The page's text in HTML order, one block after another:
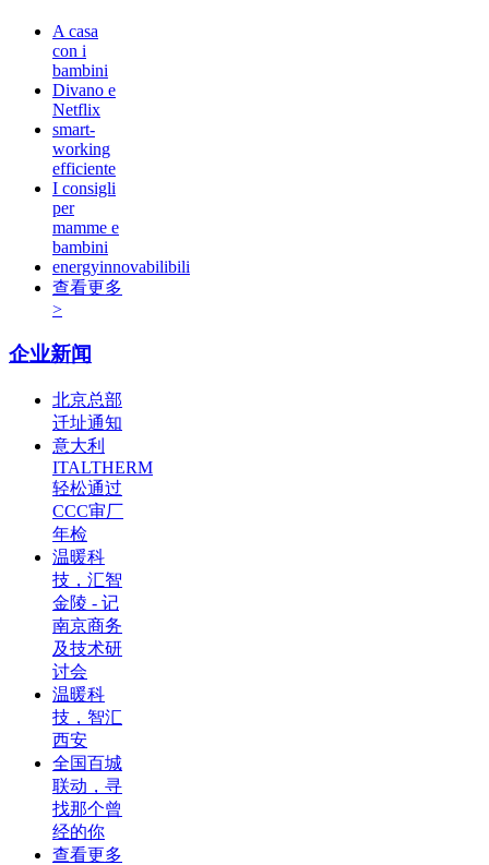
A casa
con i
bambini
Divano e
Netflix
smart-
working
efficiente
I consigli
per
mamme e
bambini
energyinnovabilibili
查看更多
>
企业新闻
北京总部
迁址通知
意大利
ITALTHERM
轻松通过
CCC审厂
年检
温暖科
技，汇智
金陵 - 记
南京商务
及技术研
讨会
温暖科
技，智汇
西安
全国百城
联动，寻
找那个曾
经的你
查看更多